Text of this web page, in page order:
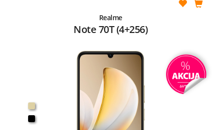
Realme
Note 70T (4+256)